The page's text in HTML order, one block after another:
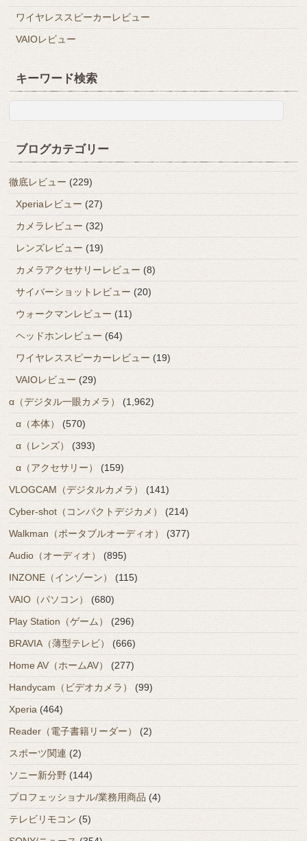
ワイヤレススピーカーレビュー
VAIOレビュー
キーワード検索
ブログカテゴリー
徹底レビュー (229)
Xperiaレビュー (27)
カメラレビュー (32)
レンズレビュー (19)
カメラアクセサリーレビュー (8)
サイバーショットレビュー (20)
ウォークマンレビュー (11)
ヘッドホンレビュー (64)
ワイヤレススピーカーレビュー (19)
VAIOレビュー (29)
α（デジタル一眼カメラ）
(1,962)
α（本体）
(570)
α（レンズ）
(393)
α（アクセサリー）
(159)
VLOGCAM（デジタルカメラ）
(141)
Cyber-shot（コンパクトデジカメ） (214)
Walkman（ポータブルオーディオ）
(377)
Audio（オーディオ）
(895)
INZONE（インゾーン）
(115)
VAIO（パソコン）
(680)
Play Station（ゲーム）
(296)
BRAVIA（薄型テレビ）
(666)
Home AV（ホームAV）
(277)
Handycam（ビデオカメラ）
(99)
Xperia (464)
Reader（電子書籍リーダー）
(2)
スポーツ関連 (2)
ソニー新分野 (144)
プロフェッショナル/業務用商品 (4)
テレビリモコン (5)